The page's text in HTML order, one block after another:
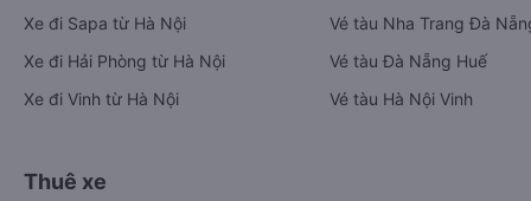
Xe đi Sapa từ Hà Nội
Xe đi Hải Phòng từ Hà Nội
Xe đi Vinh từ Hà Nội
Vé tàu Nha Trang Đà
Vé tàu Đà Nẵng Huế
Vé tàu Hà Nội Vinh
Thuê xe